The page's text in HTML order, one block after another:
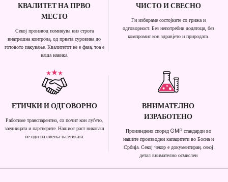
КВАЛИТЕТ НА ПРВО
МЕСТО
Секој производ поминува низ строга
внатрешна контрола, од првата суровина до
готовото пакување. Квалитетот не е фаза, тоа е
наша навика.
ЧИСТО И СВЕСНО
Ги избираме состојките со грижа и
одговорност. Без непотребни додатоци, без
компромис кон здравјето и природата.
ЕТИЧКИ И ОДГОВОРНО
Работиме транспарентно, со почит кон луѓето,
заедницата и партнерите. Нашиот раст никогаш
не оди на сметка на етиката.
ВНИМАТЕЛНО
ИЗРАБОТЕНО
Произведено според GMP стандарди во
нашите производни капацитети во Босна и
Србија. Секој чекор е документиран, секој
детал внимателно осмислен